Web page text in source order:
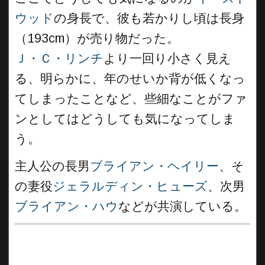
ウッドの身長で、彼も若かりし頃は長身
（193cm）が売り物だった。
Ｊ・Ｃ・リンチより一回り小さく見え
る、明らかに、年のせいか背が低くなっ
てしまったことなど、些細なことがファ
ンとしてはどうしても気になってしま
う。
主人公の長男 ブライアン・ヘイリー、そ
の妻役ジェラルディン・ヒューズ、次男
ブライアン・ハウ などが共演している。